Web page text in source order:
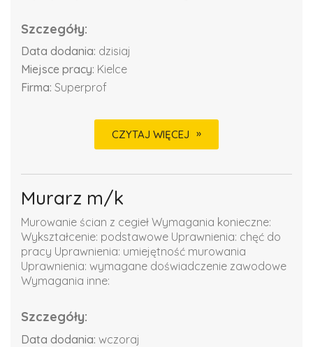
Szczegóły:
Data dodania: dzisiaj
Miejsce pracy: Kielce
Firma: Superprof
CZYTAJ WIĘCEJ
Murarz m/k
Murowanie ścian z cegieł Wymagania konieczne:
Wykształcenie: podstawowe Uprawnienia: chęć do
pracy Uprawnienia: umiejętność murowania
Uprawnienia: wymagane doświadczenie zawodowe
Wymagania inne:
Szczegóły:
Data dodania: wczoraj